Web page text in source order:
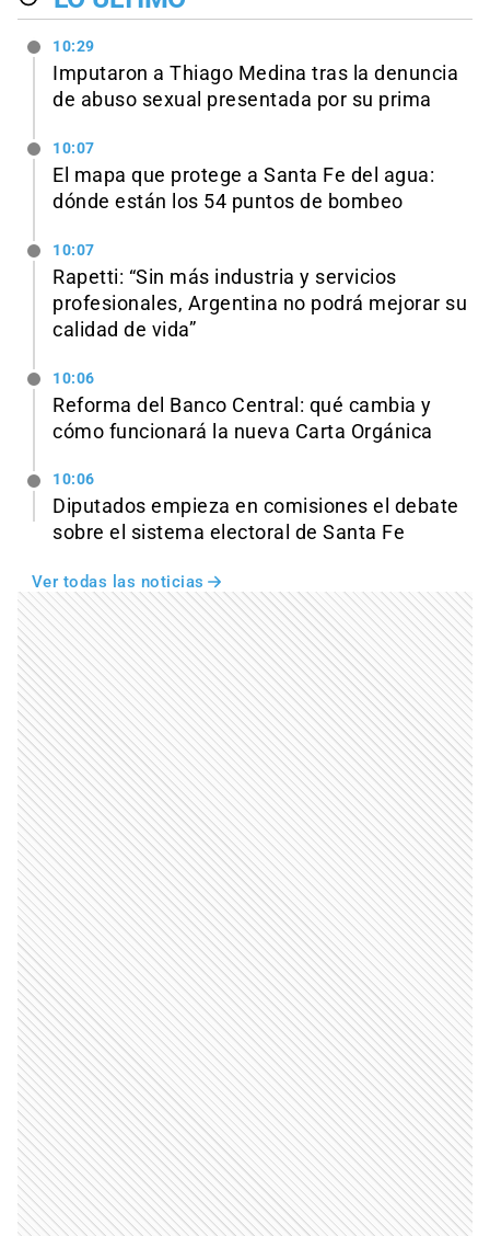
10:29
Imputaron a Thiago Medina tras la denuncia
de abuso sexual presentada por su prima
10:07
El mapa que protege a Santa Fe del agua:
dónde están los 54 puntos de bombeo
10:07
Rapetti: “Sin más industria y servicios
profesionales, Argentina no podrá mejorar su
calidad de vida”
10:06
Reforma del Banco Central: qué cambia y
cómo funcionará la nueva Carta Orgánica
10:06
Diputados empieza en comisiones el debate
sobre el sistema electoral de Santa Fe
Ver todas las noticias